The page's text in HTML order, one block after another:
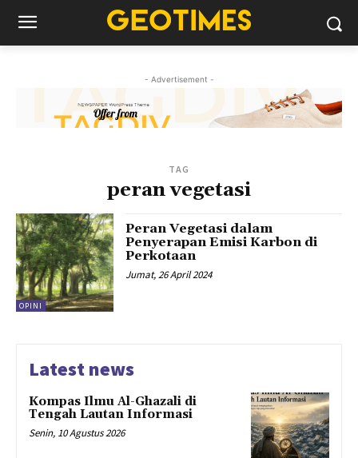
- Advertisement -
TAG
peran vegetasi
OPINI
Peran Vegetasi dalam
Penyerapan Emisi Karbon di
Perkotaan
Jumat, 26 April 2024
Latest news
Kompas Ilmu Al-Ghazali di
Tengah Lautan Informasi
Senin, 10 Agustus 2026